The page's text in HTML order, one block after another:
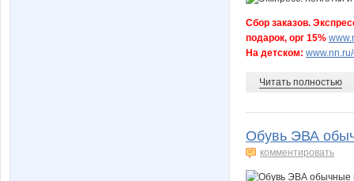
Сбор заказов.
подарок, орг 15%
На детском:
Читать полностью
Обувь ЭВА
комментировать